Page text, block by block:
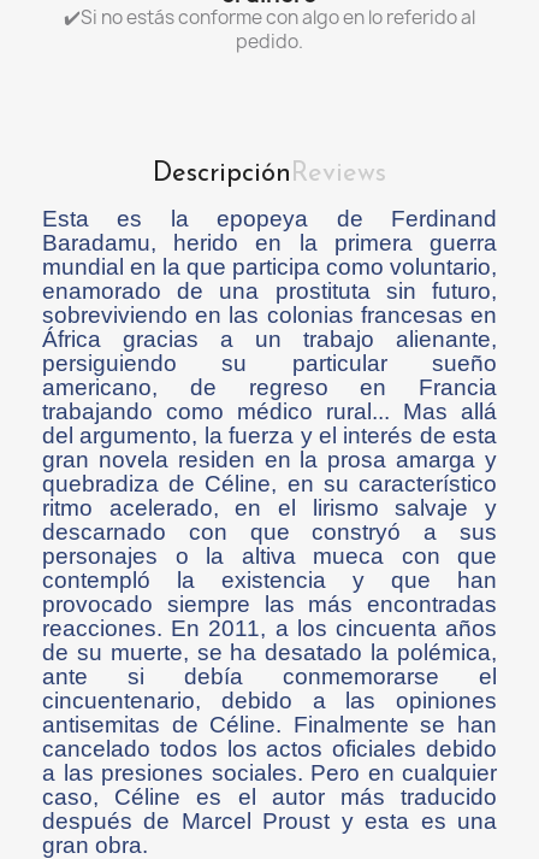
✔️Si no estás conforme con algo en lo referido al
pedido.
DescripciónReviews
Esta es la epopeya de Ferdinand
Baradamu, herido en la primera guerra
mundial en la que participa como voluntario,
enamorado de una prostituta sin futuro,
sobreviviendo en las colonias francesas en
África gracias a un trabajo alienante,
persiguiendo su particular sueño
americano, de regreso en Francia
trabajando como médico rural... Mas allá
del argumento, la fuerza y el interés de esta
gran novela residen en la prosa amarga y
quebradiza de Céline, en su característico
ritmo acelerado, en el lirismo salvaje y
descarnado con que constryó a sus
personajes o la altiva mueca con que
contempló la existencia y que han
provocado siempre las más encontradas
reacciones. En 2011, a los cincuenta años
de su muerte, se ha desatado la polémica,
ante si debía conmemorarse el
cincuentenario, debido a las opiniones
antisemitas de Céline. Finalmente se han
cancelado todos los actos oficiales debido
a las presiones sociales. Pero en cualquier
caso, Céline es el autor más traducido
después de Marcel Proust y esta es una
gran obra.